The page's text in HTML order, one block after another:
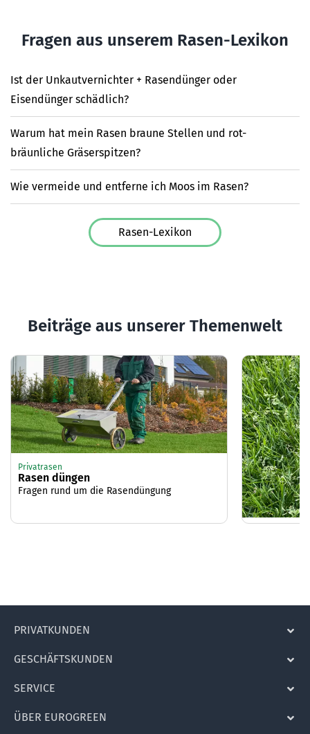
Fragen aus unserem Rasen-Lexikon
Ist der Unkautvernichter + Rasendünger oder
Eisendünger schädlich?
Warum hat mein Rasen braune Stellen und rot-
bräunliche Gräserspitzen?
Wie vermeide und entferne ich Moos im Rasen?
Rasen-Lexikon
Beiträge aus unserer Themenwelt
Privatrasen
Rasen düngen
Fragen rund um die Rasendüngung
PRIVATKUNDEN
GESCHÄFTSKUNDEN
SERVICE
ÜBER EUROGREEN